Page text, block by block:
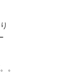
。